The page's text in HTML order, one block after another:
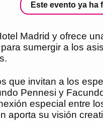
Este evento ya ha
Madrid y ofrece
sumergir a los
que invitan a los
Pennesi y
especial entre
aporta su visión